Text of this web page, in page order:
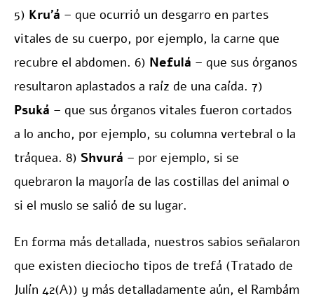
5) Kru’á – que ocurrió un desgarro en partes
vitales de su cuerpo, por ejemplo, la carne que
recubre el abdomen. 6) Nefulá – que sus órganos
resultaron aplastados a raíz de una caída. 7)
Psuká – que sus órganos vitales fueron cortados
a lo ancho, por ejemplo, su columna vertebral o la
tráquea. 8) Shvurá – por ejemplo, si se
quebraron la mayoría de las costillas del animal o
si el muslo se salió de su lugar.
En forma más detallada, nuestros sabios señalaron
que existen dieciocho tipos de trefá (Tratado de
Julín 42(A)) y más detalladamente aún, el Rambám